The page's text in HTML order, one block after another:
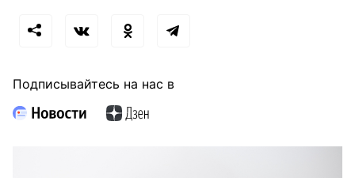
Подписывайтесь на нас в